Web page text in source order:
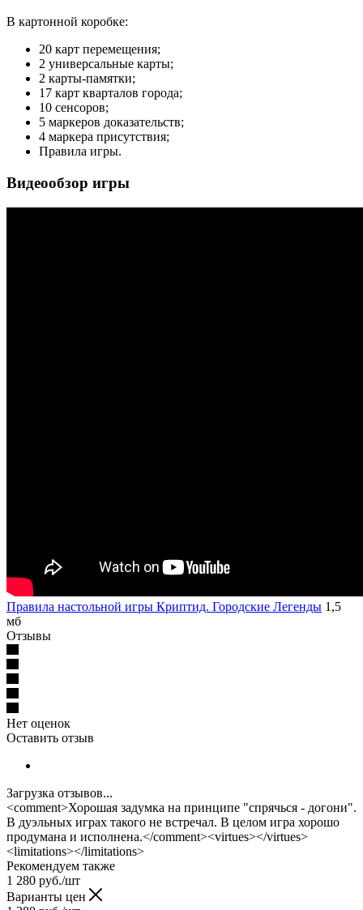
В картонной коробке:
20 карт перемещения;
2 универсальные карты;
2 карты-памятки;
17 карт кварталов города;
10 сенсоров;
5 маркеров доказательств;
4 маркера присутствия;
Правила игры.
Видеообзор игры
Правила настольной игры Криптид. Городские Легенды 1,5
мб
Отзывы
Нет оценок
Оставить отзыв
Загрузка отзывов...
<comment>Хорошая задумка на принципе "спрячься - догони".
В дуэльных играх такого не встречал. В целом игра хорошо
продумана и исполнена.</comment><virtues></virtues>
<limitations></limitations>
Рекомендуем также
1 280 руб./шт
Варианты цен